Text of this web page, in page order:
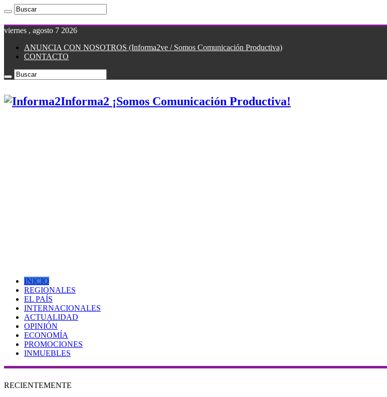
viernes , agosto 7 2026
ANUNCIA CON NOSOTROS (Informa2ve / Somos Comunicación Productiva)
CONTACTO
Informa2 ¡Somos Comunicación Productiva!
INICIO
REGIONALES
EL PAÍS
INTERNACIONALES
ACTUALIDAD
OPINIÓN
ECONOMÍA
PROMOCIONES
INMUEBLES
RECIENTEMENTE